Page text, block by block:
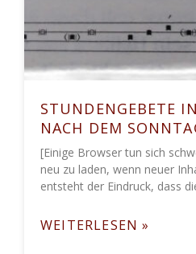
STUNDENGEBETE
NACH DEM
[Einige Browser tun sich
neu zu laden, wenn neuer
entsteht der Eindruck, dass
WEITERLESEN »